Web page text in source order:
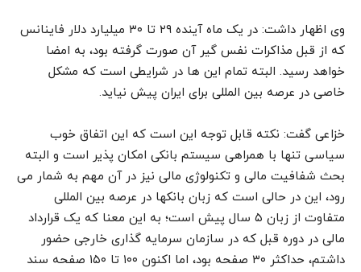
وی اظهار داشت: در یک ماه آینده ۲۹ تا ۳۰ میلیارد دلار فاینانس
که از قبل مذاکرات نفس گیر آن صورت گرفته بود، به امضا
خواهد رسید. البته تمام این ها در شرایطی است که مشکل
خاصی در عرصه بین المللی برای ایران پیش نیاید.
خزاعی گفت: نکته قابل توجه این است که این اتفاق خوب
سیاسی تنها با همراهی سیستم بانکی امکان پذیر است و البته
بحث شفافیت مالی و تکنولوژی مالی نیز در آن مهم به شمار می
رود، این در حالی است که زبان بانکها در عرصه بین المللی
متفاوت از زبان ۵ سال پیش است؛ به این معنا که یک قرارداد
مالی در دوره قبل که در سازمان سرمایه گذاری خارجی حضور
داشتم، حداکثر ۳۰ صفحه بود، اما اکنون ۱۰۰ تا ۱۵۰ صفحه سند